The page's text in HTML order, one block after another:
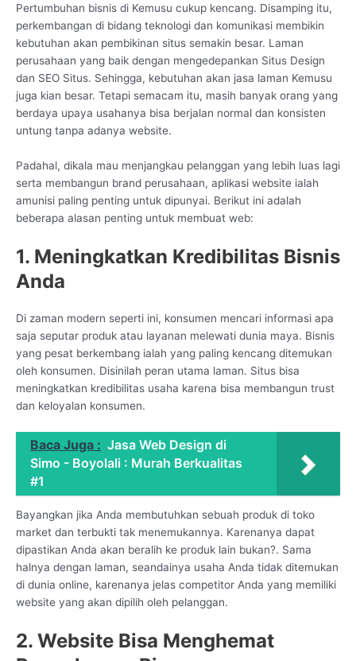
Pertumbuhan bisnis di Kemusu cukup kencang. Disamping itu,
perkembangan di bidang teknologi dan komunikasi membikin
kebutuhan akan pembikinan situs semakin besar. Laman
perusahaan yang baik dengan mengedepankan Situs Design
dan SEO Situs. Sehingga, kebutuhan akan jasa laman Kemusu
juga kian besar. Tetapi semacam itu, masih banyak orang yang
berdaya upaya usahanya bisa berjalan normal dan konsisten
untung tanpa adanya website.
Padahal, dikala mau menjangkau pelanggan yang lebih luas lagi
serta membangun brand perusahaan, aplikasi website ialah
amunisi paling penting untuk dipunyai. Berikut ini adalah
beberapa alasan penting untuk membuat web:
1. Meningkatkan Kredibilitas Bisnis
Anda
Di zaman modern seperti ini, konsumen mencari informasi apa
saja seputar produk atau layanan melewati dunia maya. Bisnis
yang pesat berkembang ialah yang paling kencang ditemukan
oleh konsumen. Disinilah peran utama laman. Situs bisa
meningkatkan kredibilitas usaha karena bisa membangun trust
dan keloyalan konsumen.
Baca Juga : Jasa Web Design di
Simo - Boyolali : Murah Berkualitas
#1
Bayangkan jika Anda membutuhkan sebuah produk di toko
market dan terbukti tak menemukannya. Karenanya dapat
dipastikan Anda akan beralih ke produk lain bukan?. Sama
halnya dengan laman, seandainya usaha Anda tidak ditemukan
di dunia online, karenanya jelas competitor Anda yang memiliki
website yang akan dipilih oleh pelanggan.
2. Website Bisa Menghemat